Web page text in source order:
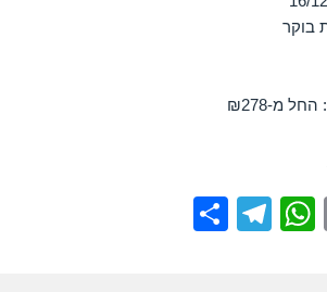
בוקר
מ-₪278
אורכידאה – אילת 14/12/2019
E
W
T